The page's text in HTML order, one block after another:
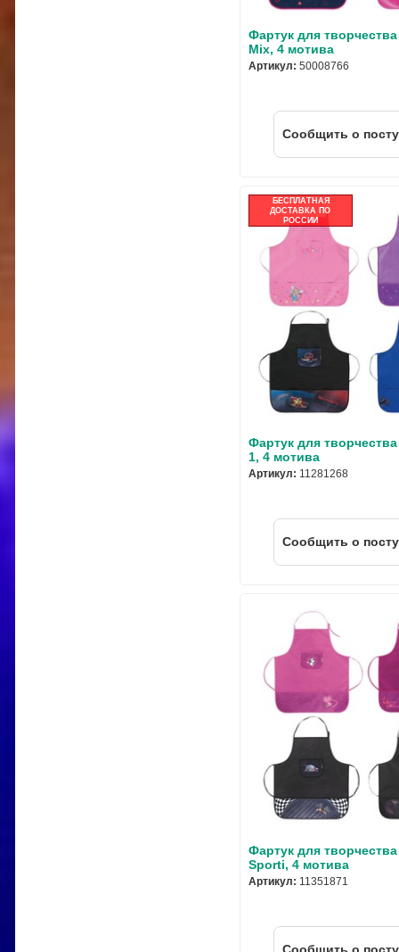
Фартук для
Mix, 4 мотива
Артикул: 50008766
Cообщить о
БЕСПЛАТНАЯ
ДОСТАВКА ПО
РОССИИ
Фартук для
1, 4 мотива
Артикул: 11281268
Cообщить о
Фартук для
Sporti, 4 мотива
Артикул: 11351871